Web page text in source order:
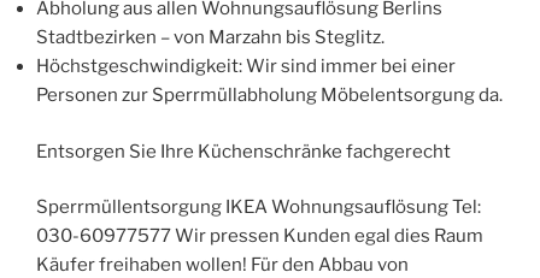
Abholung aus allen Wohnungsauflösung Berlins
Stadtbezirken – von Marzahn bis Steglitz.
Höchstgeschwindigkeit: Wir sind immer bei einer
Personen zur Sperrmüllabholung Möbelentsorgung da.
Entsorgen Sie Ihre Küchenschränke fachgerecht
Sperrmüllentsorgung IKEA Wohnungsauflösung Tel:
030-60977577 Wir pressen Kunden egal dies Raum
Käufer freihaben wollen! Für den Abbau von